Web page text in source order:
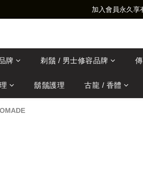
加入會員永久享
牌 剃鬚 / 男士修容品牌
鬍鬚護理 古龍 / 香體